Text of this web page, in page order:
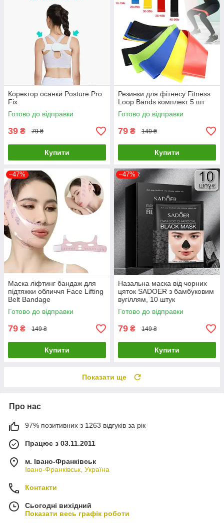
Коректор осанки Posture Pro
Fix
Готово до відправки
39 ₴ 79 ₴
Купити
Резинки для фітнесу Fitness
Loop Bands комплект 5 шт
Готово до відправки
79 ₴ 149 ₴
Купити
–47%
Маска ліфтинг бандаж для
підтяжки обличчя Face Lifting
Belt Bandage
Готово до відправки
79 ₴ 149 ₴
Купити
–47%
Назальна маска від чорних
цяток SADOER з бамбуковим
вугіллям, 10 штук
Готово до відправки
79 ₴ 149 ₴
Купити
Показати ще
Про нас
97% позитивних з 1263 відгуків за рік
Працює з 03.11.2011
м. Івано-Франківськ
Івано-Франківськ, Україна
Контакти
Сьогодні вихідний
Показати весь графік роботи